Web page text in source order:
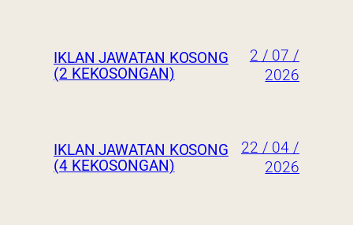
IKLAN JAWATAN KOSONG
(2 KEKOSONGAN)
2 / 07 /
2026
IKLAN JAWATAN KOSONG
(4 KEKOSONGAN)
22 / 04 /
2026